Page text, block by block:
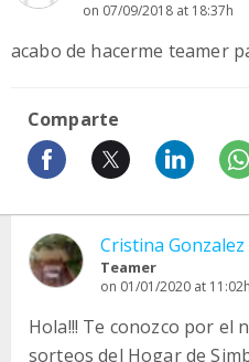
on 07/09/2018 at 18:37h
acabo de hacerme teamer
Comparte
Cristina
Teamer
on 01/01/2020 at 11:02h
Hola!!! Te conozco por el
sorteos del Hogar de